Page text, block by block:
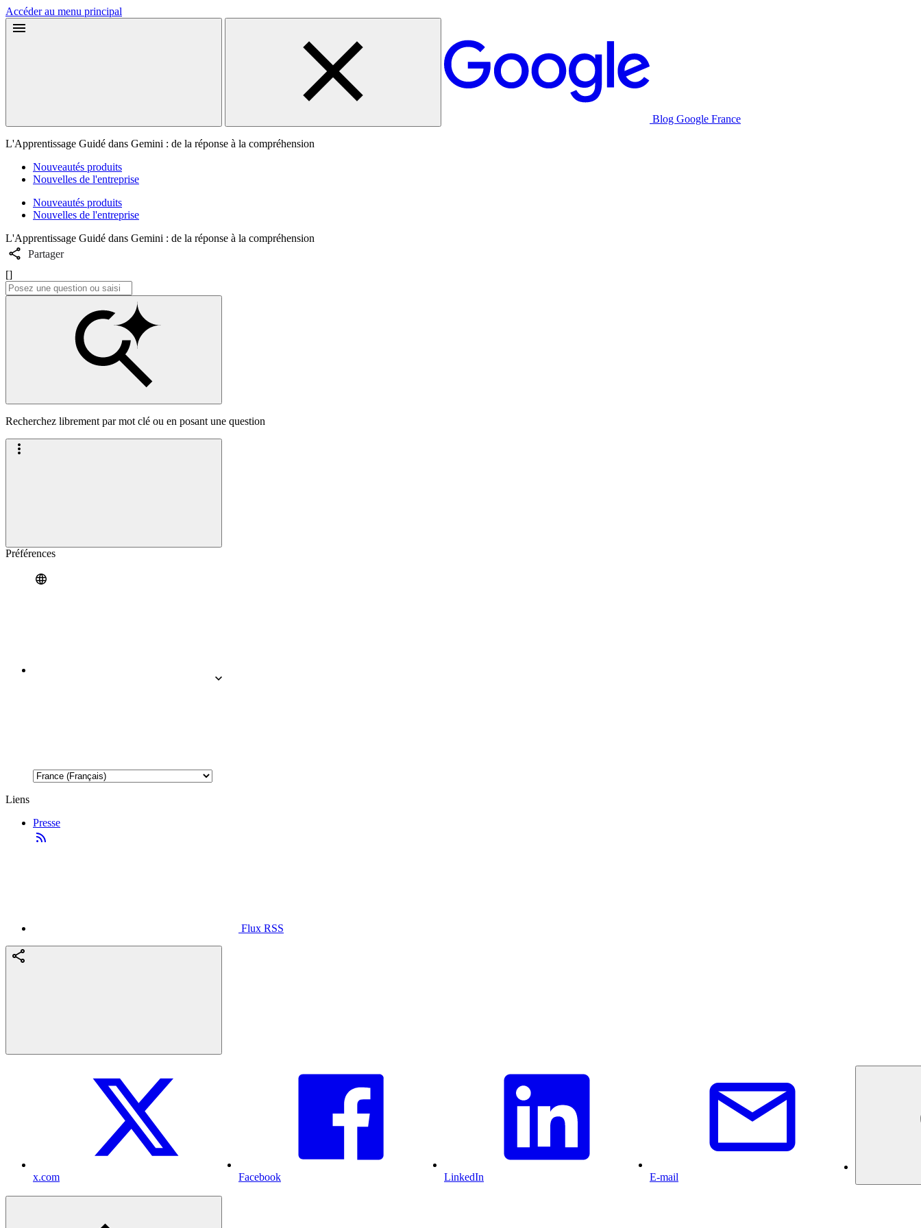
Accéder au menu principal
Blog Google France
L'Apprentissage Guidé dans Gemini : de la réponse à la compréhension
Nouveautés produits
Nouvelles de l'entreprise
Nouveautés produits
Nouvelles de l'entreprise
L'Apprentissage Guidé dans Gemini : de la réponse à la compréhension
Partager
[]
Recherchez librement par mot clé ou en posant une question
Préférences
Liens
Presse
Flux RSS
x.com Facebook LinkedIn E-mail